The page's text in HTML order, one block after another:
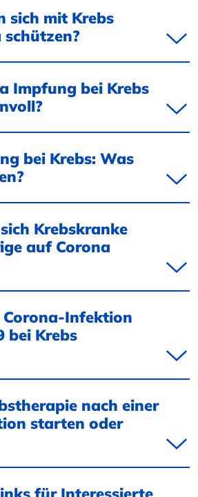
sich mit Krebs
schützen?
Impfung bei Krebs
bei Krebs: Was
Krebskranke
auf Corona
Infektion
bei Krebs
nach einer
starten oder